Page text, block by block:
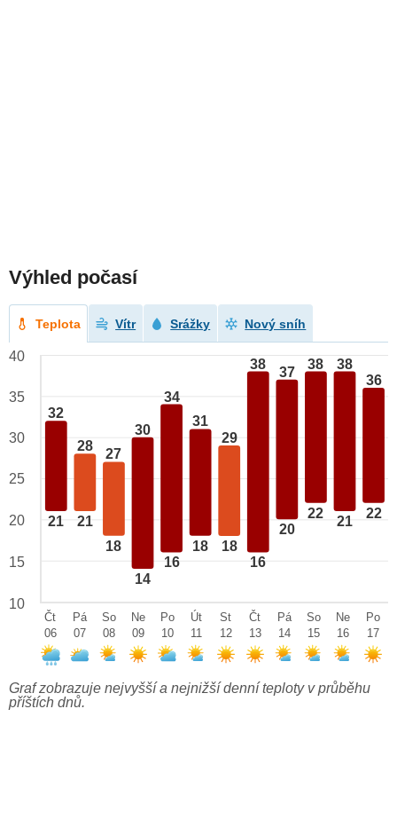
Výhled počasí
Teplota Vítr Srážky Nový sníh
32
21
28
21
27
18
30
14
34
16
31
18
29
18
38
16
37
20
38
22
38
21
36
22
40
35
30
25
20
15
10
Čt
06
Pá
07
So
08
Ne
09
Po
10
Út
11
St
12
Čt
13
Pá
14
So
15
Ne
16
Po
17
Graf zobrazuje nejvyšší a nejnižší denní teploty v průběhu
příštích dnů.